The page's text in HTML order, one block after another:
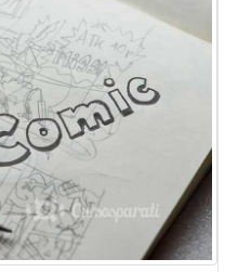
3 mÃ³dulos:AUTÃMATAS
a la
de un sistema
autÃ³mata...